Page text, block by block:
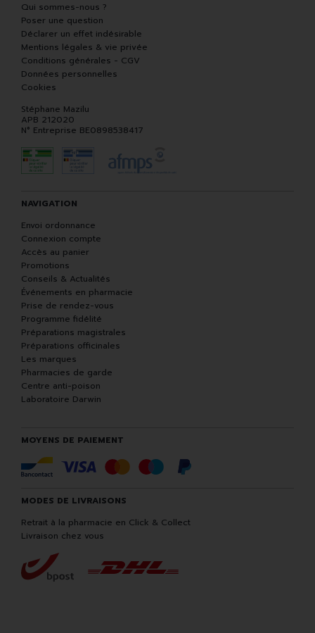
Qui sommes-nous ?
Poser une question
Déclarer un effet indésirable
Mentions légales & vie privée
Conditions générales - CGV
Données personnelles
Cookies
Stéphane Mazilu
APB 212020
N° Entreprise BE0898538417
NAVIGATION
Envoi ordonnance
Connexion compte
Accès au panier
Promotions
Conseils & Actualités
Événements en pharmacie
Prise de rendez-vous
Programme fidélité
Préparations magistrales
Préparations officinales
Les marques
Pharmacies de garde
Centre anti-poison
Laboratoire Darwin
MOYENS DE PAIEMENT
MODES DE LIVRAISONS
Retrait à la pharmacie en Click & Collect
Livraison chez vous